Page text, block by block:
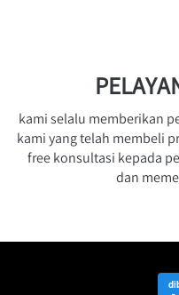
kami selalu memberikan
kami yang telah membeli
free konsultasi kepada
dan